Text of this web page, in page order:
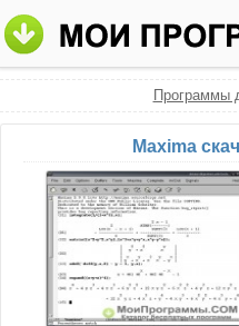
Программы
Maxima